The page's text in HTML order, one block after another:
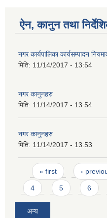
ऐन, कानुन तथा
नगर कार्यपालिका कार्यसम्पादन
मिति: 11/14/2017 - 13:54
नगर कानुनहरु
मिति: 11/14/2017 - 13:54
नगर कानुनहरु
मिति: 11/14/2017 - 13:53
Pages
« first ‹
4 5 6
अन्य